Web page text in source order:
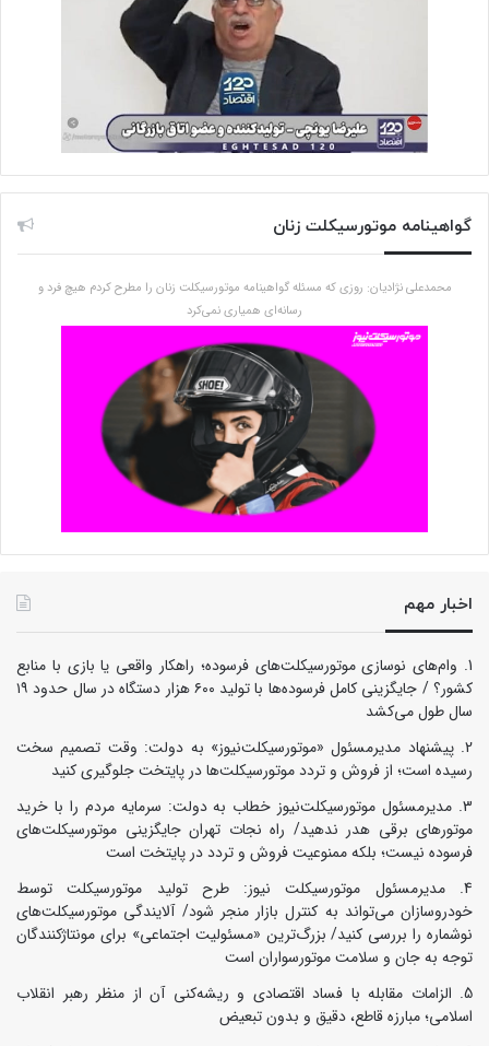
گواهینامه موتورسیکلت زنان
محمدعلی نژادیان: روزی که مسئله گواهینامه موتورسیکلت زنان را مطرح کردم هیچ فرد و
رسانه‌ای همیاری نمی‌کرد
اخبار مهم
وام‌های نوسازی موتورسیکلت‌های فرسوده؛ راهکار واقعی یا بازی با منابع
کشور؟ / جایگزینی کامل فرسوده‌ها با تولید ۶۰۰ هزار دستگاه در سال حدود ۱۹
سال طول می‌کشد
پیشنهاد مدیرمسئول «موتورسیکلت‌نیوز» به دولت: وقت تصمیم سخت
رسیده است؛ از فروش و تردد موتورسیکلت‌ها در پایتخت جلوگیری کنید
مدیرمسئول موتورسیکلت‌نیوز خطاب به دولت: سرمایه مردم را با خرید
موتورهای برقی هدر ندهید/ راه نجات تهران جایگزینی موتورسیکلت‌های
فرسوده نیست؛ بلکه ممنوعیت فروش و تردد در پایتخت است
مدیرمسئول موتورسیکلت نیوز: طرح تولید موتورسیکلت توسط
خودروسازان می‌تواند به کنترل بازار منجر شود/ آلایندگی موتورسیکلت‌های
نوشماره را بررسی کنید/ بزرگ‌ترین «مسئولیت اجتماعی» برای مونتاژکنندگان
توجه به جان و سلامت موتورسواران است
الزامات مقابله با فساد اقتصادی و ریشه‌کنی آن از منظر رهبر انقلاب
اسلامی؛ مبارزه قاطع، دقیق و بدون تبعیض